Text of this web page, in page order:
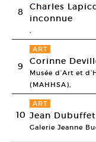
8
Charles
inconnue
9
ART
Corinne
Musée d’Art et
(MAHHSA),
10
ART
Jean Dubuffet
Galerie Jeanne